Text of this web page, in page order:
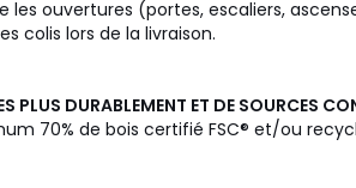
les ouvertures (portes, escaliers,
colis lors de la livraison.
PLUS DURABLEMENT ET DE SOURCES
70% de bois certifié FSC® et/ou